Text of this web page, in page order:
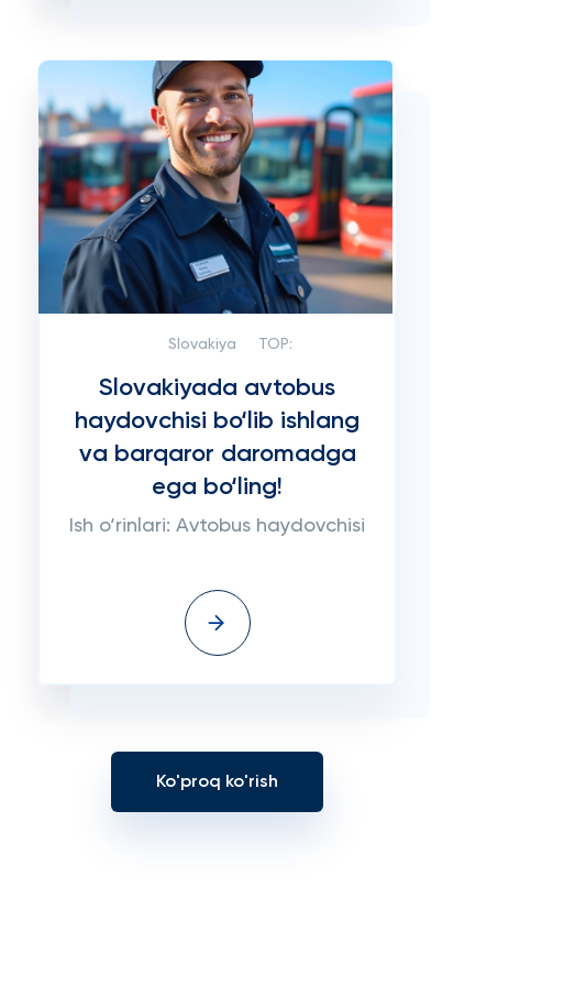
Slovakiya TOP:
Slovakiyada avtobus
haydovchisi bo‘lib ishlang
va barqaror daromadga
ega bo‘ling!
Ish o‘rinlari: Avtobus haydovchisi
Ko'proq ko'rish